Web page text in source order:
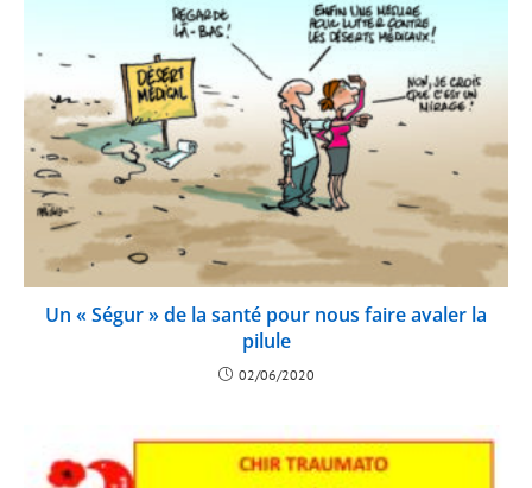
Un « Ségur » de la santé pour nous faire avaler la
pilule
02/06/2020